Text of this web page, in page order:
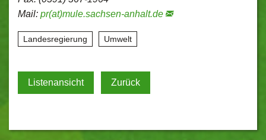
Mail: pr(at)mule.sachsen-anhalt.de
Landesregierung Umwelt
Listenansicht Zurück